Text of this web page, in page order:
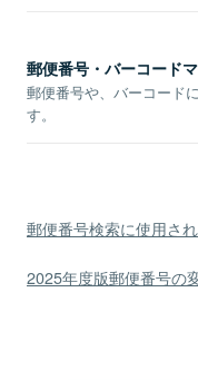
郵便番号・バーコード
郵便番号や、バーコード
す。
郵便番号検索に使用さ
2025年度版郵便番号の